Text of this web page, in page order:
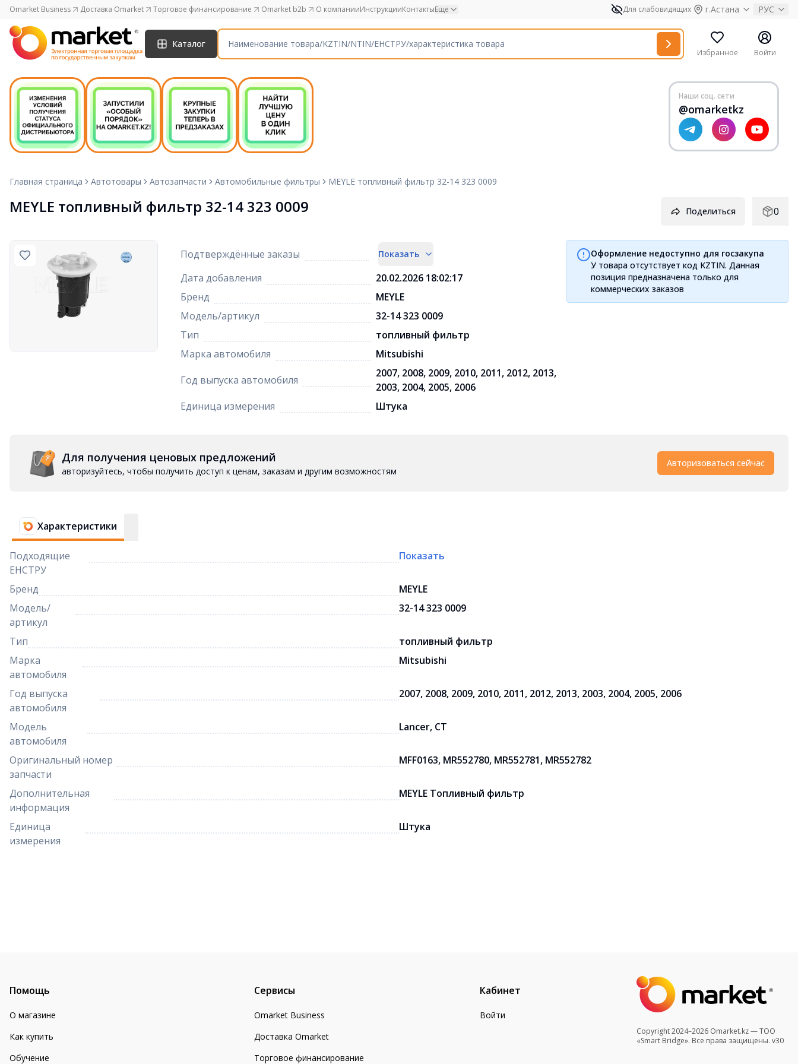
Omarket Business Доставка Omarket Торговое финансирование Omarket b2b О компанииИнструкцииКонтактыЕще Для слабовидящих г.Астана РУС
Каталог
Избранное Войти
Наши соц. сети
@omarketkz
Главная страница Автотовары Автозапчасти Автомобильные фильтры MEYLE топливный фильтр 32-14 323 0009
MEYLE топливный фильтр 32-14 323 0009 Поделиться 0
Подтверждённые заказы Показать
Дата добавления
20.02.2026 18:02:17
Бренд
MEYLE
Модель/артикул
32-14 323 0009
Тип
топливный фильтр
Марка автомобиля
Mitsubishi
Год выпуска автомобиля
2007, 2008, 2009, 2010, 2011, 2012, 2013,
2003, 2004, 2005, 2006
Единица измерения
Штука
Оформление недоступно для госзакупа
У товара отсутствует код KZTIN. Данная
позиция предназначена только для
коммерческих заказов
Для получения ценовых предложений
авторизуйтесь, чтобы получить доступ к ценам, заказам и другим возможностям
Авторизоваться сейчас
Характеристики
Подходящие
ЕНСТРУ
Показать
Бренд
MEYLE
Модель/
артикул
32-14 323 0009
Тип
топливный фильтр
Марка
автомобиля
Mitsubishi
Год выпуска
автомобиля
2007, 2008, 2009, 2010, 2011, 2012, 2013, 2003, 2004, 2005, 2006
Модель
автомобиля
Lancer, CT
Оригинальный номер
запчасти
MFF0163, MR552780, MR552781, MR552782
Дополнительная
информация
MEYLE Топливный фильтр
Единица
измерения
Штука
Помощь
О магазине
Как купить
Обучение
Сервисы
Omarket Business
Доставка Omarket
Торговое финансирование
Кабинет
Войти
Copyright 2024–2026 Omarket.kz — ТОО
«Smart Bridge». Все права защищены. v30